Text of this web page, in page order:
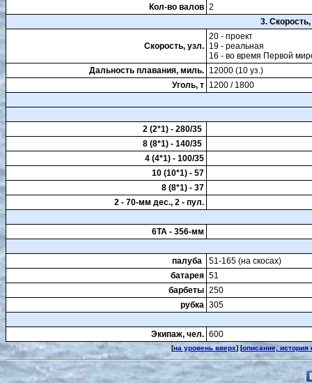
Кол-во валов 2
3.
Скорость, узл.
20 - проект
19 - реальная
16 - во время Первой
Дальность плавания, миль. 12000 (10 уз.)
Уголь, т 1200 / 1800
2 (2*1) - 280/35
8 (8*1) - 140/35
4 (4*1) - 100/35
10 (10*1) - 57
8 (8*1) - 37
2 - 70-мм дес., 2 - пул.
6ТА - 356-мм
палуба
51-165 (на скосах)
батарея 51
барбеты 250
рубка 305
Экипаж, чел. 600
[на уровень вверх] [описание,